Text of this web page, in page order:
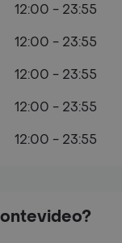
12:00 - 23:55
12:00 - 23:55
12:00 - 23:55
12:00 - 23:55
12:00 - 23:55